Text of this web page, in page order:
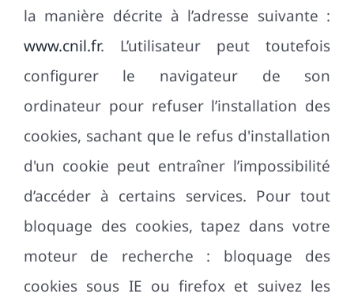
la manière décrite à l’adresse suivante :
www.cnil.fr. L’utilisateur peut toutefois
configurer le navigateur de son
ordinateur pour refuser l’installation des
cookies, sachant que le refus d'installation
d'un cookie peut entraîner l’impossibilité
d’accéder à certains services. Pour tout
bloquage des cookies, tapez dans votre
moteur de recherche : bloquage des
cookies sous IE ou firefox et suivez les